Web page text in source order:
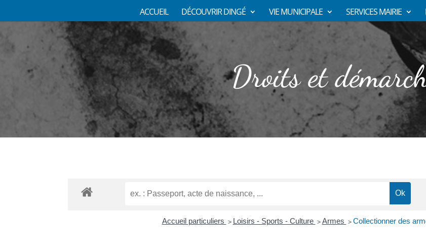
ACCUEIL DÉCOUVRIR DINGÉ VIE MUNICIPALE SERVICES MAIRIE
Droits et
Accueil particuliers > Loisirs - Sports - Culture > Armes > Collectionner des